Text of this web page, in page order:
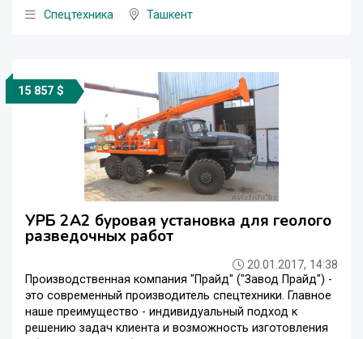
Спецтехника
Ташкент
15 857 $
УРБ 2А2 буровая установка для геолого
разведочных работ
20.01.2017, 14:38
Производственная компания "Прайд" ("Завод Прайд") -
это современный производитель спецтехники. Главное
наше преимущество - индивидуальный подход к
решению задач клиента и возможность изготовления